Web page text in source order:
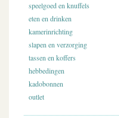
speelgoed en knuffels
eten en drinken
kamerinrichting
slapen en verzorging
tassen en koffers
hebbedingen
kadobonnen
outlet